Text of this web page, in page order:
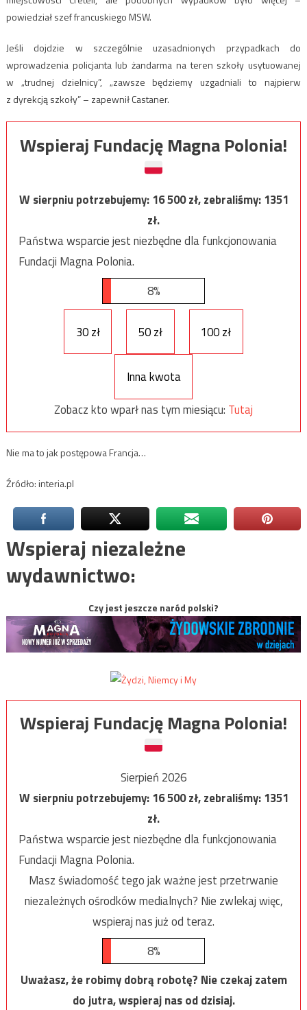
powiedział szef francuskiego MSW.
Jeśli dojdzie w szczególnie uzasadnionych przypadkach do
wprowadzenia policjanta lub żandarma na teren szkoły usytuowanej
w „trudnej dzielnicy”, „zawsze będziemy uzgadniali to najpierw
z dyrekcją szkoły” – zapewnił Castaner.
Wspieraj Fundację Magna Polonia!
W sierpniu potrzebujemy:16 500zł, zebraliśmy:1351
zł.
Państwa wsparcie jest niezbędne dla funkcjonowania
Fundacji Magna Polonia.
8%
30 zł 50 zł 100 zł
Inna kwota
Zobacz kto wparł nas tym miesiącu: Tutaj
Nie ma to jak postępowa Francja…
Źródło: interia.pl
Wspieraj niezależne
wydawnictwo:
Czy jest jeszcze naród polski?
Wspieraj Fundację Magna Polonia!
Sierpień 2026
W sierpniu potrzebujemy:16 500zł, zebraliśmy:1351
zł.
Państwa wsparcie jest niezbędne dla funkcjonowania
Fundacji Magna Polonia.
Masz świadomość tego jak ważne jest przetrwanie
niezależnych ośrodków medialnych? Nie zwlekaj więc,
wspieraj nas już od teraz.
8%
Uważasz, że robimy dobrą robotę? Nie czekaj zatem
do jutra, wspieraj nas od dzisiaj.